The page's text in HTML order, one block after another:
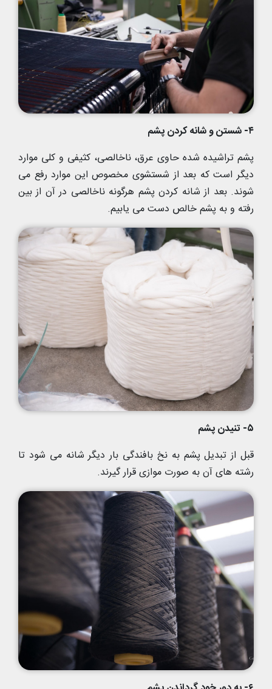
۴- شستن و شانه کردن پشم
پشم تراشیده شده حاوی عرق، ناخالصی، کثیفی و کلی موارد
دیگر است که بعد از شستشوی مخصوص این موارد رفع می
شوند. بعد از شانه کردن پشم هرگونه ناخالصی در آن از بین
رفته و به پشم خالص دست می یابیم.
۵- تنیدن پشم
قبل از تبدیل پشم به نخ بافندگی بار دیگر شانه می شود تا
رشته های آن به صورت موازی قرار گیرند.